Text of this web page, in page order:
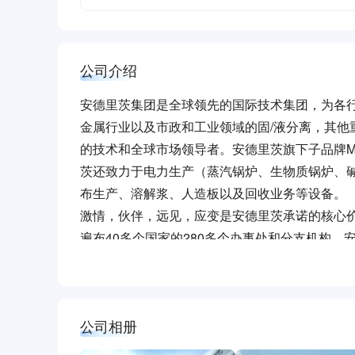
公司介绍
安德里茨集团是全球领先的国际技术集团，为
金属行业以及市政和工业领域的固/液分离，其
的技术和全球市场领导者。安德里茨旗下子品
茨还致力于电力生产（蒸汽锅炉、生物质锅炉
布生产、溶解浆、人造板以及回收业务等设备。
激情，伙伴，远见，应变是安德里茨承诺的核
遍布40多个国家的280多个办事处和分支机构。
公司相册